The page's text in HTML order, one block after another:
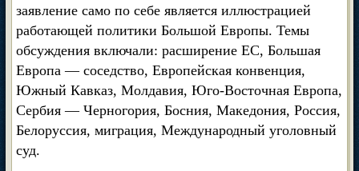
заявление само по себе является иллюстрацией
работающей политики Большой Европы. Темы
обсуждения включали: расширение ЕС, Большая
Европа — соседство, Европейская конвенция,
Южный Кавказ, Молдавия, Юго-Восточная Европа,
Сербия — Черногория, Босния, Македония, Россия,
Белоруссия, миграция, Международный уголовный
суд.